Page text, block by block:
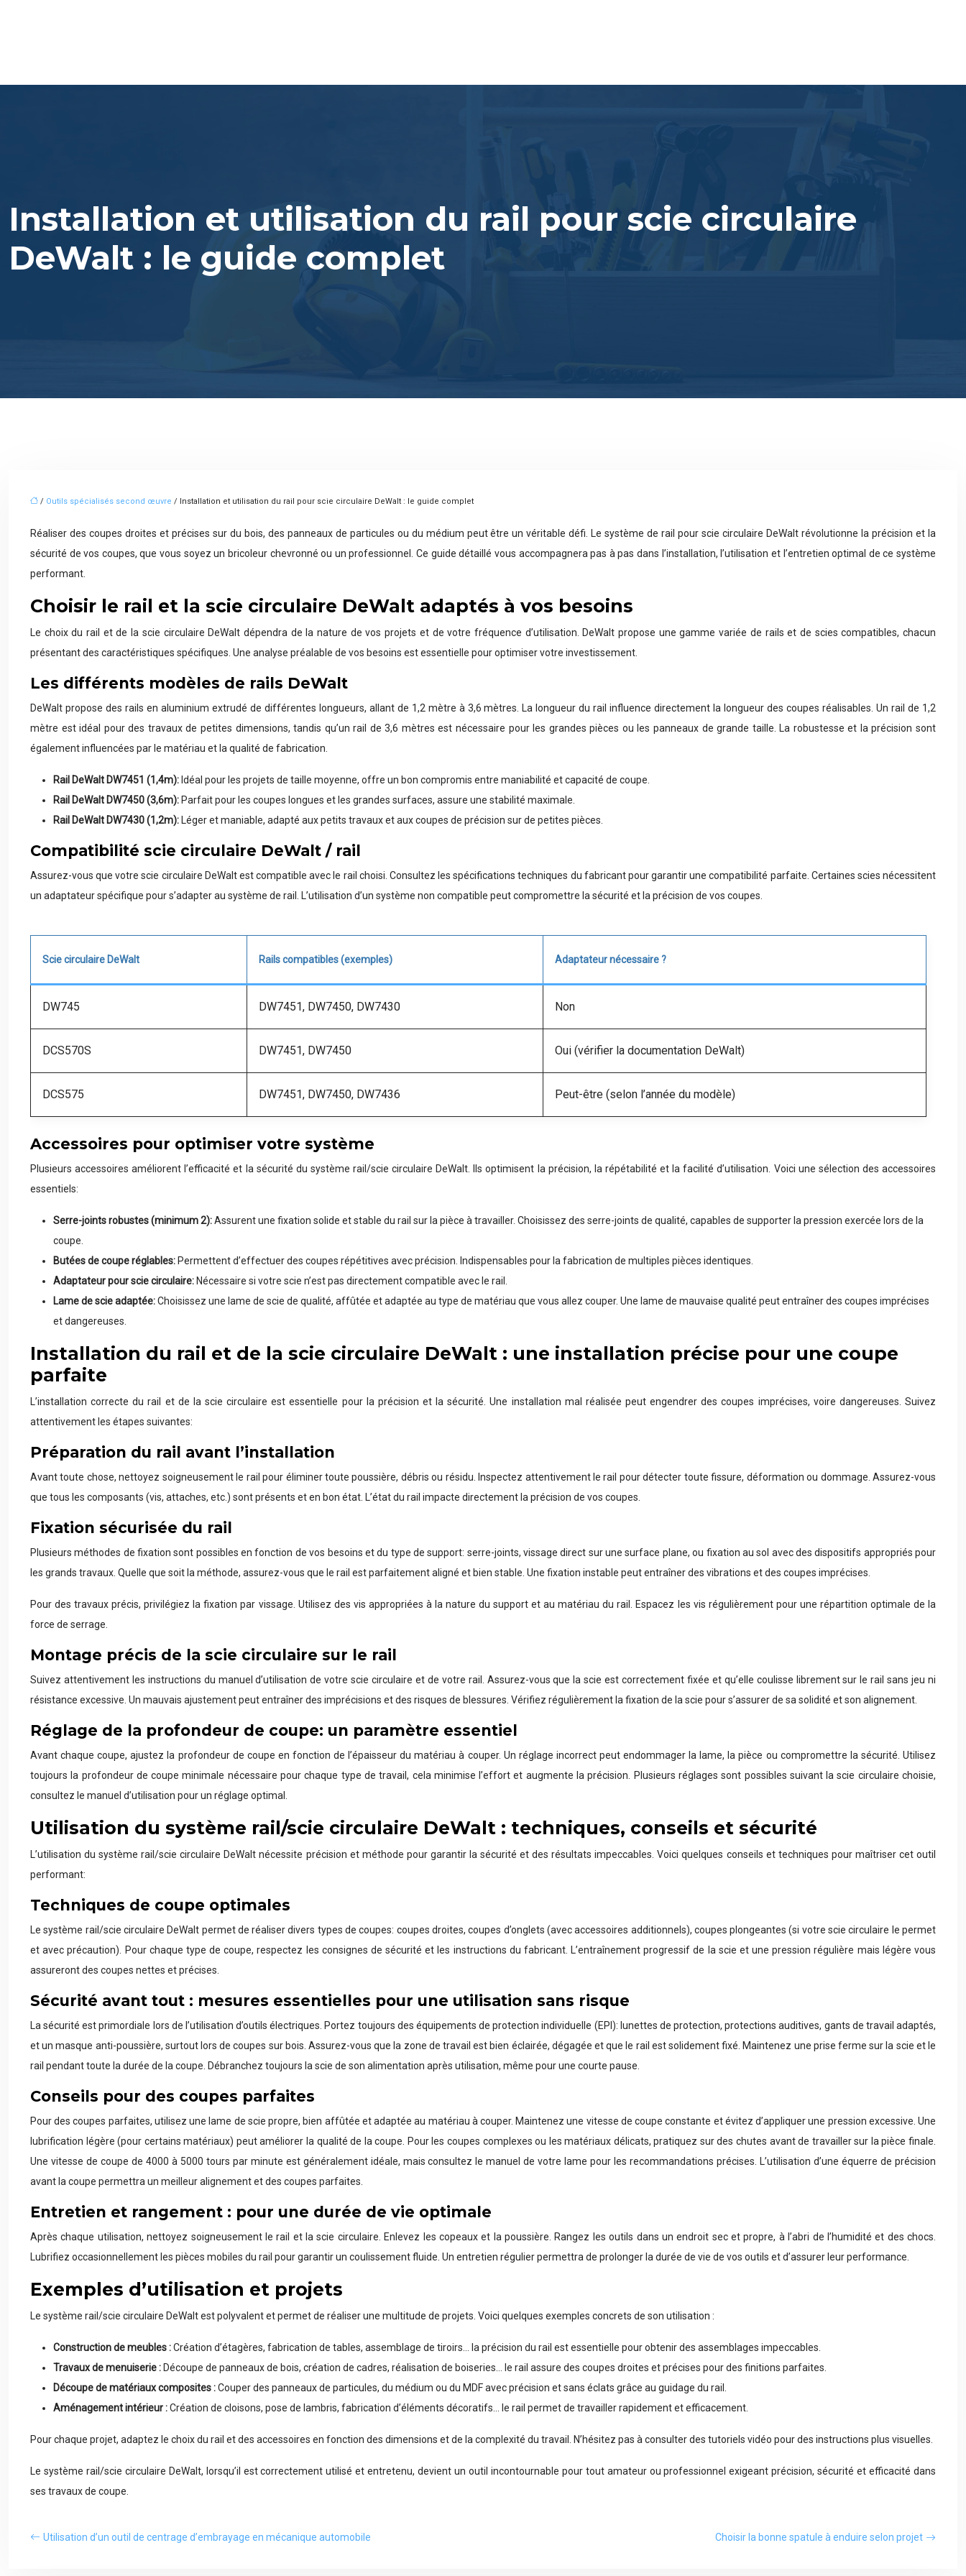
Installation et utilisation du rail pour scie circulaire
DeWalt : le guide complet
/ Outils spécialisés second œuvre / Installation et utilisation du rail pour scie circulaire DeWalt : le guide complet
Réaliser des coupes droites et précises sur du bois, des panneaux de particules ou du médium peut être un véritable défi. Le système de rail pour scie circulaire DeWalt révolutionne la précision et la
sécurité de vos coupes, que vous soyez un bricoleur chevronné ou un professionnel. Ce guide détaillé vous accompagnera pas à pas dans l’installation, l’utilisation et l’entretien optimal de ce système
performant.
Choisir le rail et la scie circulaire DeWalt adaptés à vos besoins
Le choix du rail et de la scie circulaire DeWalt dépendra de la nature de vos projets et de votre fréquence d’utilisation. DeWalt propose une gamme variée de rails et de scies compatibles, chacun
présentant des caractéristiques spécifiques. Une analyse préalable de vos besoins est essentielle pour optimiser votre investissement.
Les différents modèles de rails DeWalt
DeWalt propose des rails en aluminium extrudé de différentes longueurs, allant de 1,2 mètre à 3,6 mètres. La longueur du rail influence directement la longueur des coupes réalisables. Un rail de 1,2
mètre est idéal pour des travaux de petites dimensions, tandis qu’un rail de 3,6 mètres est nécessaire pour les grandes pièces ou les panneaux de grande taille. La robustesse et la précision sont
également influencées par le matériau et la qualité de fabrication.
Rail DeWalt DW7451 (1,4m): Idéal pour les projets de taille moyenne, offre un bon compromis entre maniabilité et capacité de coupe.
Rail DeWalt DW7450 (3,6m): Parfait pour les coupes longues et les grandes surfaces, assure une stabilité maximale.
Rail DeWalt DW7430 (1,2m): Léger et maniable, adapté aux petits travaux et aux coupes de précision sur de petites pièces.
Compatibilité scie circulaire DeWalt / rail
Assurez-vous que votre scie circulaire DeWalt est compatible avec le rail choisi. Consultez les spécifications techniques du fabricant pour garantir une compatibilité parfaite. Certaines scies nécessitent
un adaptateur spécifique pour s’adapter au système de rail. L’utilisation d’un système non compatible peut compromettre la sécurité et la précision de vos coupes.
Scie circulaire DeWalt Rails compatibles (exemples) Adaptateur nécessaire ?
DW745 DW7451, DW7450, DW7430 Non
DCS570S DW7451, DW7450 Oui (vérifier la documentation DeWalt)
DCS575 DW7451, DW7450, DW7436 Peut-être (selon l’année du modèle)
Accessoires pour optimiser votre système
Plusieurs accessoires améliorent l’efficacité et la sécurité du système rail/scie circulaire DeWalt. Ils optimisent la précision, la répétabilité et la facilité d’utilisation. Voici une sélection des accessoires
essentiels:
Serre-joints robustes (minimum 2):Assurent une fixation solide et stable du rail sur la pièce à travailler. Choisissez des serre-joints de qualité, capables de supporter la pression exercée lors de la
coupe.
Butées de coupe réglables: Permettent d’effectuer des coupes répétitives avec précision. Indispensables pour la fabrication de multiples pièces identiques.
Adaptateur pour scie circulaire: Nécessaire si votre scie n’est pas directement compatible avec le rail.
Lame de scie adaptée:Choisissez une lame de scie de qualité, affûtée et adaptée au type de matériau que vous allez couper. Une lame de mauvaise qualité peut entraîner des coupes imprécises
et dangereuses.
Installation du rail et de la scie circulaire DeWalt : une installation précise pour une coupe
parfaite
L’installation correcte du rail et de la scie circulaire est essentielle pour la précision et la sécurité. Une installation mal réalisée peut engendrer des coupes imprécises, voire dangereuses. Suivez
attentivement les étapes suivantes:
Préparation du rail avant l’installation
Avant toute chose, nettoyez soigneusement le rail pour éliminer toute poussière, débris ou résidu. Inspectez attentivement le rail pour détecter toute fissure, déformation ou dommage. Assurez-vous
que tous les composants (vis, attaches, etc.) sont présents et en bon état. L’état du rail impacte directement la précision de vos coupes.
Fixation sécurisée du rail
Plusieurs méthodes de fixation sont possibles en fonction de vos besoins et du type de support: serre-joints, vissage direct sur une surface plane, ou fixation au sol avec des dispositifs appropriés pour
les grands travaux. Quelle que soit la méthode, assurez-vous que le rail est parfaitement aligné et bien stable. Une fixation instable peut entraîner des vibrations et des coupes imprécises.
Pour des travaux précis, privilégiez la fixation par vissage. Utilisez des vis appropriées à la nature du support et au matériau du rail. Espacez les vis régulièrement pour une répartition optimale de la
force de serrage.
Montage précis de la scie circulaire sur le rail
Suivez attentivement les instructions du manuel d’utilisation de votre scie circulaire et de votre rail. Assurez-vous que la scie est correctement fixée et qu’elle coulisse librement sur le rail sans jeu ni
résistance excessive. Un mauvais ajustement peut entraîner des imprécisions et des risques de blessures. Vérifiez régulièrement la fixation de la scie pour s’assurer de sa solidité et son alignement.
Réglage de la profondeur de coupe: un paramètre essentiel
Avant chaque coupe, ajustez la profondeur de coupe en fonction de l’épaisseur du matériau à couper. Un réglage incorrect peut endommager la lame, la pièce ou compromettre la sécurité. Utilisez
toujours la profondeur de coupe minimale nécessaire pour chaque type de travail, cela minimise l’effort et augmente la précision. Plusieurs réglages sont possibles suivant la scie circulaire choisie,
consultez le manuel d’utilisation pour un réglage optimal.
Utilisation du système rail/scie circulaire DeWalt : techniques, conseils et sécurité
L’utilisation du système rail/scie circulaire DeWalt nécessite précision et méthode pour garantir la sécurité et des résultats impeccables. Voici quelques conseils et techniques pour maîtriser cet outil
performant:
Techniques de coupe optimales
Le système rail/scie circulaire DeWalt permet de réaliser divers types de coupes: coupes droites, coupes d’onglets (avec accessoires additionnels), coupes plongeantes (si votre scie circulaire le permet
et avec précaution). Pour chaque type de coupe, respectez les consignes de sécurité et les instructions du fabricant. L’entraînement progressif de la scie et une pression régulière mais légère vous
assureront des coupes nettes et précises.
Sécurité avant tout : mesures essentielles pour une utilisation sans risque
La sécurité est primordiale lors de l’utilisation d’outils électriques. Portez toujours des équipements de protection individuelle (EPI): lunettes de protection, protections auditives, gants de travail adaptés,
et un masque anti-poussière, surtout lors de coupes sur bois. Assurez-vous que la zone de travail est bien éclairée, dégagée et que le rail est solidement fixé. Maintenez une prise ferme sur la scie et le
rail pendant toute la durée de la coupe. Débranchez toujours la scie de son alimentation après utilisation, même pour une courte pause.
Conseils pour des coupes parfaites
Pour des coupes parfaites, utilisez une lame de scie propre, bien affûtée et adaptée au matériau à couper. Maintenez une vitesse de coupe constante et évitez d’appliquer une pression excessive. Une
lubrification légère (pour certains matériaux) peut améliorer la qualité de la coupe. Pour les coupes complexes ou les matériaux délicats, pratiquez sur des chutes avant de travailler sur la pièce finale.
Une vitesse de coupe de 4000 à 5000 tours par minute est généralement idéale, mais consultez le manuel de votre lame pour les recommandations précises. L’utilisation d’une équerre de précision
avant la coupe permettra un meilleur alignement et des coupes parfaites.
Entretien et rangement : pour une durée de vie optimale
Après chaque utilisation, nettoyez soigneusement le rail et la scie circulaire. Enlevez les copeaux et la poussière. Rangez les outils dans un endroit sec et propre, à l’abri de l’humidité et des chocs.
Lubrifiez occasionnellement les pièces mobiles du rail pour garantir un coulissement fluide. Un entretien régulier permettra de prolonger la durée de vie de vos outils et d’assurer leur performance.
Exemples d’utilisation et projets
Le système rail/scie circulaire DeWalt est polyvalent et permet de réaliser une multitude de projets. Voici quelques exemples concrets de son utilisation :
Construction de meubles :Création d’étagères, fabrication de tables, assemblage de tiroirs… la précision du rail est essentielle pour obtenir des assemblages impeccables.
Travaux de menuiserie : Découpe de panneaux de bois, création de cadres, réalisation de boiseries… le rail assure des coupes droites et précises pour des finitions parfaites.
Découpe de matériaux composites :Couper des panneaux de particules, du médium ou du MDF avec précision et sans éclats grâce au guidage du rail.
Aménagement intérieur :Création de cloisons, pose de lambris, fabrication d’éléments décoratifs… le rail permet de travailler rapidement et efficacement.
Pour chaque projet, adaptez le choix du rail et des accessoires en fonction des dimensions et de la complexité du travail. N’hésitez pas à consulter des tutoriels vidéo pour des instructions plus visuelles.
Le système rail/scie circulaire DeWalt, lorsqu’il est correctement utilisé et entretenu, devient un outil incontournable pour tout amateur ou professionnel exigeant précision, sécurité et efficacité dans
ses travaux de coupe.
Utilisation d’un outil de centrage d’embrayage en mécanique automobile Choisir la bonne spatule à enduire selon projet